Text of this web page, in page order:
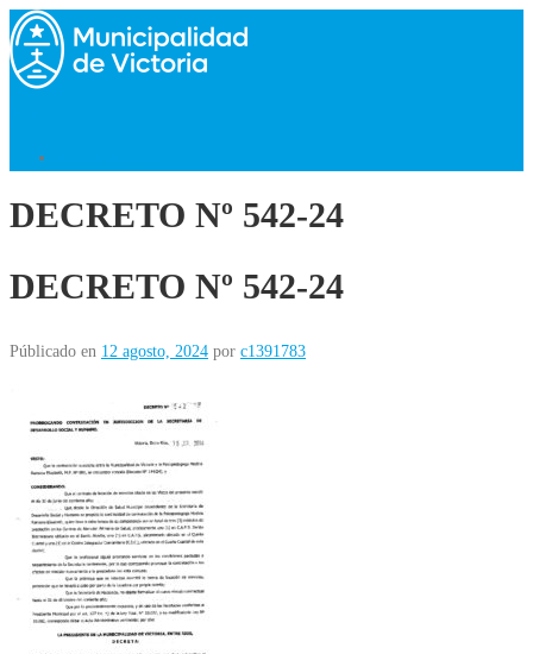
Saltar
al
contenido
DECRETO Nº 542-24
DECRETO Nº 542-24
Públicado en 12 agosto, 2024 por c1391783